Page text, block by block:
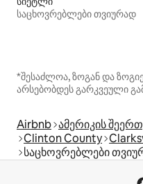
საცხოვრებლები თვიურად
*შესაძლოა, ზოგან და
არსებობდეს გარკვეული
Airbnb ამერიკის
Clinton County
საცხოვრებლები